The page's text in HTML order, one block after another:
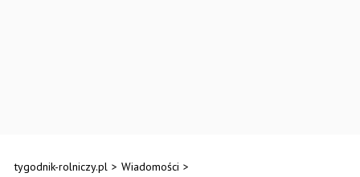
tygodnik-rolniczy.pl > Wiadomości >